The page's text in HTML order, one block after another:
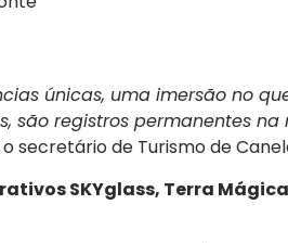
únicas, uma imersão no
são registros permanentes
secretário de Turismo de
SKYglass, Terra